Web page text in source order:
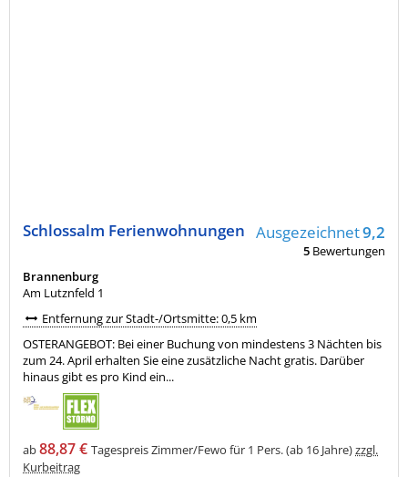
Schlossalm Ferienwohnungen Ausgezeichnet9,2
5 Bewertungen
Brannenburg
Am Lutznfeld 1
Entfernung zur Stadt-/Ortsmitte: 0,5 km
OSTERANGEBOT: Bei einer Buchung von mindestens 3 Nächten bis
zum 24. April erhalten Sie eine zusätzliche Nacht gratis. Darüber
hinaus gibt es pro Kind ein...
ab88,87 € Tagespreis Zimmer/Fewo für 1 Pers. (ab 16 Jahre)zzgl.
Kurbeitrag